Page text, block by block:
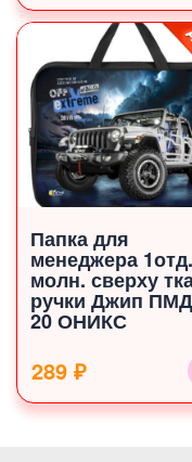
Папка для
менеджера
молн. сверху
ручки Джип
20 ОНИКС
289 ₽